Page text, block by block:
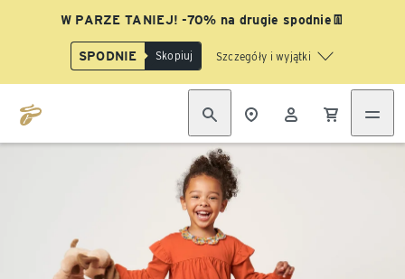
W PARZE TANIEJ! -70% na drugie spodnie👖
SPODNIE Skopiuj Szczegóły i wyjątki